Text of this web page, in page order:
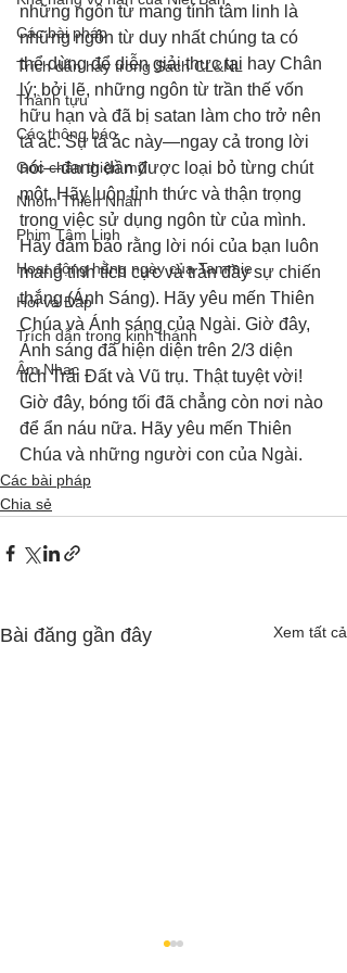
Các bài pháp
Trích dẫn hay trong Sách CL&NL
Thành tựu
Các thông báo
Góc chân thiện mỹ
Nhóm Thiên Nhãn
Phim Tâm Linh
Hoạt động hằng ngày của Tammie
Hỏi và Đáp
Trích dẫn trong kinh thánh
Âm Nhạc
những ngôn từ mang tính tâm linh là
những ngôn từ duy nhất chúng ta có
thể dùng để diễn giải thực tại hay Chân
lý; bởi lẽ, những ngôn từ trần thế vốn
hữu hạn và đã bị satan làm cho trở nên
tà ác. Sự tà ác này—ngay cả trong lời
nói—đang dần được loại bỏ từng chút
một. Hãy luôn tỉnh thức và thận trọng
trong việc sử dụng ngôn từ của mình.
Hãy đảm bảo rằng lời nói của bạn luôn
mang tính tích cực và tràn đầy sự chiến
thắng (Ánh Sáng). Hãy yêu mến Thiên
Chúa và Ánh sáng của Ngài. Giờ đây,
Ánh sáng đã hiện diện trên 2/3 diện
tích Trái Đất và Vũ trụ. Thật tuyệt vời!
Giờ đây, bóng tối đã chẳng còn nơi nào
để ẩn náu nữa. Hãy yêu mến Thiên
Chúa và những người con của Ngài.
Các bài pháp
Chia sẻ
Bài đăng gần đây Xem tất cả